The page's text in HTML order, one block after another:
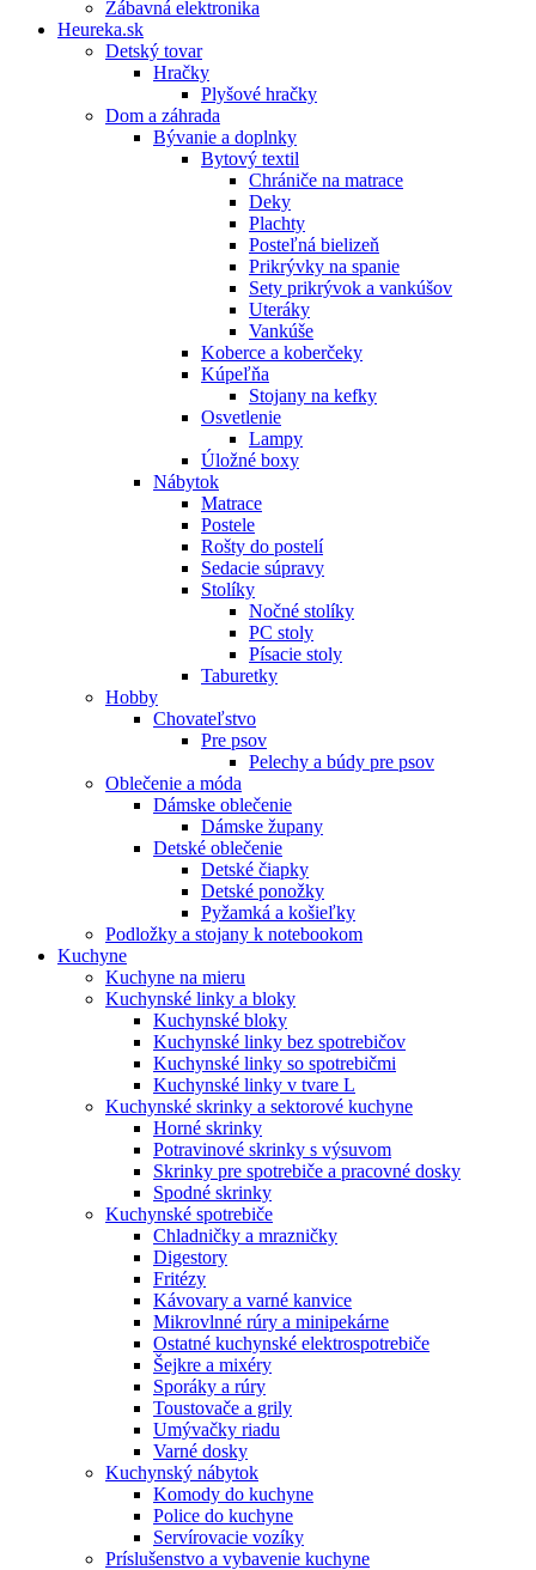
Zábavná elektronika
Heureka.sk
Detský tovar
Hračky
Plyšové hračky
Dom a záhrada
Bývanie a doplnky
Bytový textil
Chrániče na matrace
Deky
Plachty
Posteľná bielizeň
Prikrývky na spanie
Sety prikrývok a vankúšov
Uteráky
Vankúše
Koberce a koberčeky
Kúpeľňa
Stojany na kefky
Osvetlenie
Lampy
Úložné boxy
Nábytok
Matrace
Postele
Rošty do postelí
Sedacie súpravy
Stolíky
Nočné stolíky
PC stoly
Písacie stoly
Taburetky
Hobby
Chovateľstvo
Pre psov
Pelechy a búdy pre psov
Oblečenie a móda
Dámske oblečenie
Dámske župany
Detské oblečenie
Detské čiapky
Detské ponožky
Pyžamká a košieľky
Podložky a stojany k notebookom
Kuchyne
Kuchyne na mieru
Kuchynské linky a bloky
Kuchynské bloky
Kuchynské linky bez spotrebičov
Kuchynské linky so spotrebičmi
Kuchynské linky v tvare L
Kuchynské skrinky a sektorové kuchyne
Horné skrinky
Potravinové skrinky s výsuvom
Skrinky pre spotrebiče a pracovné dosky
Spodné skrinky
Kuchynské spotrebiče
Chladničky a mrazničky
Digestory
Fritézy
Kávovary a varné kanvice
Mikrovlnné rúry a minipekárne
Ostatné kuchynské elektrospotrebiče
Šejkre a mixéry
Sporáky a rúry
Toustovače a grily
Umývačky riadu
Varné dosky
Kuchynský nábytok
Komody do kuchyne
Police do kuchyne
Servírovacie vozíky
Príslušenstvo a vybavenie kuchyne